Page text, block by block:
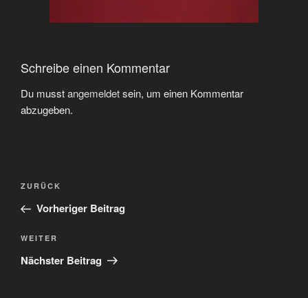
Schreibe einen Kommentar
Du musstangemeldetsein, um einen Kommentar
abzugeben.
Beitragsnavigation
Vorheriger
Beitrag
ZURÜCK
Vorheriger Beitrag
Nächster
Beitrag
WEITER
Nächster Beitrag